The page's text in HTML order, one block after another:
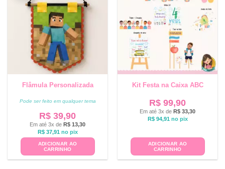
Flâmula Personalizada
Pode ser feito em qualquer tema
R$ 39,90
Em até 3x de R$ 13,30
R$37,91 no pix
ADICIONAR AO
CARRINHO
Kit Festa na Caixa ABC
R$ 99,90
Em até 3x de R$ 33,30
R$94,91 no pix
ADICIONAR AO
CARRINHO